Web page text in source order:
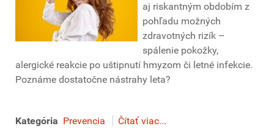
aj riskantným obdobím z
pohľadu možných
zdravotných rizík –
spálenie pokožky,
alergické reakcie po uštipnutí hmyzom či letné infekcie.
Poznáme dostatočne nástrahy leta?
Kategória Prevencia Čítať viac...